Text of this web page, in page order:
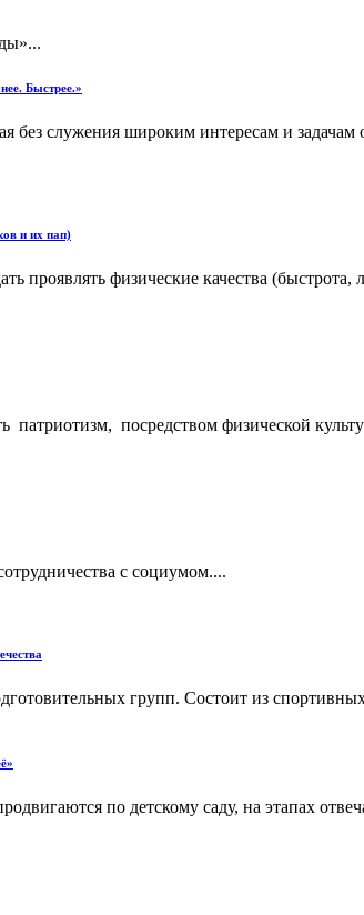
Быстрее.»
без служения широким интересам и
и их пап)
физические качества (быстрота,
патриотизм, посредством физической
с социумом....
групп. Состоит из
по детскому саду, на этапах